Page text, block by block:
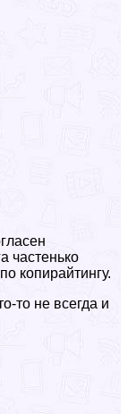
частенько
копирайтингу.
то не всегда и